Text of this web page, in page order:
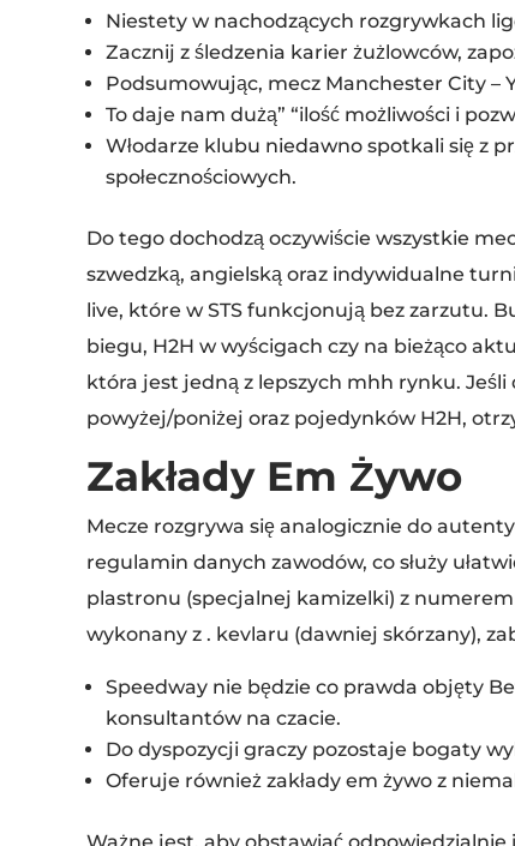
Niestety w nachodzących rozgrywkach
Zacznij z śledzenia karier żużlowców,
Podsumowując, mecz Manchester City –
To daje nam dużą” “ilość możliwości i
Włodarze klubu niedawno spotkali się z
społecznościowych.
Do tego dochodzą oczywiście wszystkie
szwedzką, angielską oraz indywidualne
live, które w STS funkcjonują bez zarzutu.
biegu, H2H w wyścigach czy na bieżąco
która jest jedną z lepszych mhh rynku.
powyżej/poniżej oraz pojedynków H2H,
Zakłady Em Żywo
Mecze rozgrywa się analogicznie do
regulamin danych zawodów, co służy
plastronu (specjalnej kamizelki) z
wykonany z . kevlaru (dawniej skórzany),
Speedway nie będzie co prawda objęty
konsultantów na czacie.
Do dyspozycji graczy pozostaje bogaty
Oferuje również zakłady em żywo z